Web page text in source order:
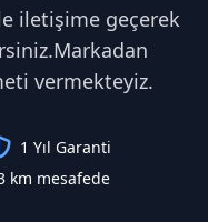
iletişime geçerek
vermekteyiz.
1 Yıl Garanti
km mesafede